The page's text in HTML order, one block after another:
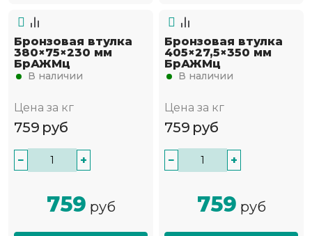
Бронзовая втулка
380×75×230 мм
БрАЖМц
В наличии
Цена за кг
759 руб
− +
759 руб
Бронзовая втулка
405×27,5×350 мм
БрАЖМц
В наличии
Цена за кг
759 руб
− +
759 руб